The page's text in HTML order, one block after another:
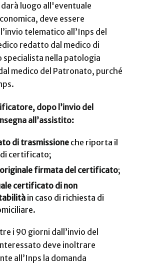
luogo all'eventuale
deve essere
telematico all’Inps del
redatto dal medico di
specialista nella patologia
medico del Patronato, purché
dopo l’invio del
all’assistito:
di trasmissioneche riporta il
certificato;
firmata del certificato;
certificato di non
in caso di richiesta di
i 90 giorni dall’invio del
deve inoltrare
all’Inps la domanda